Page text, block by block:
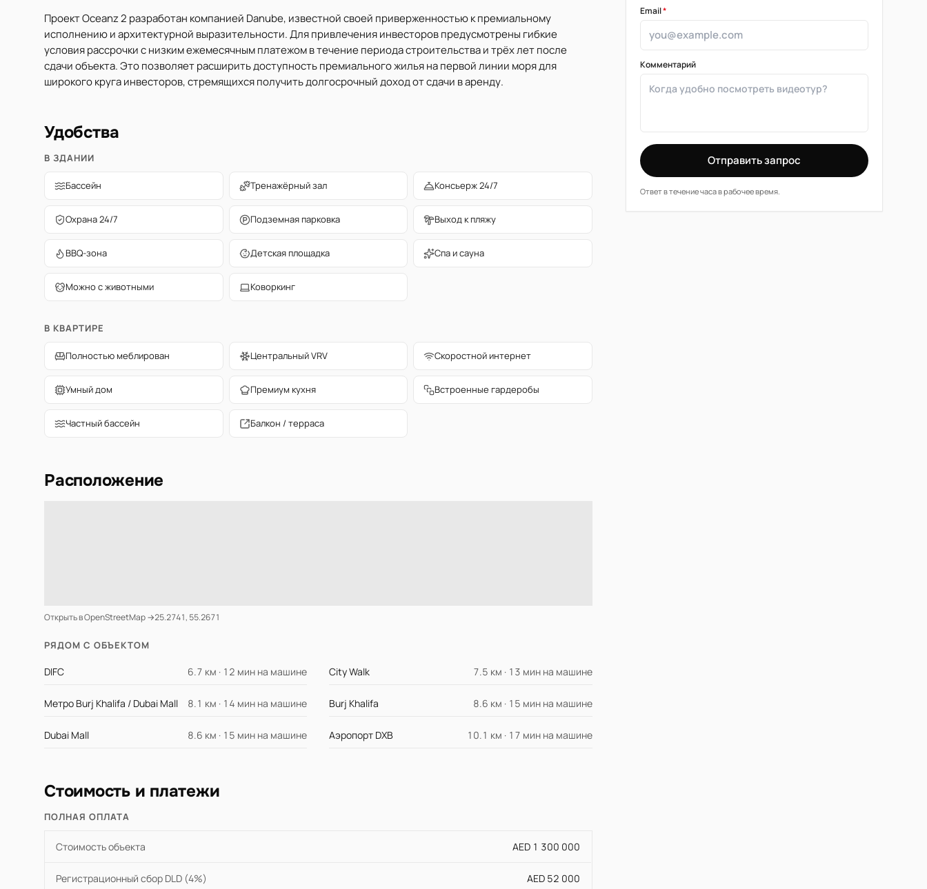
Проект Oceanz 2 разработан компанией Danube, известной своей приверженностью к премиальному
исполнению и архитектурной выразительности. Для привлечения инвесторов предусмотрены гибкие
условия рассрочки с низким ежемесячным платежом в течение периода строительства и трёх лет после
сдачи объекта. Это позволяет расширить доступность премиального жилья на первой линии моря для
широкого круга инвесторов, стремящихся получить долгосрочный доход от сдачи в аренду.
Удобства
В ЗДАНИИ
Бассейн Тренажёрный зал Консьерж 24/7
Охрана 24/7 Подземная парковка Выход к пляжу
BBQ-зона Детская площадка Спа и сауна
Можно с животными Коворкинг
В КВАРТИРЕ
Полностью меблирован Центральный VRV Скоростной интернет
Умный дом Премиум кухня Встроенные гардеробы
Частный бассейн Балкон / терраса
Расположение
Открыть в OpenStreetMap →25.2741, 55.2671
РЯДОМ С ОБЪЕКТОМ
DIFC 6.7 км · 12 мин на машине City Walk 7.5 км · 13 мин на машине
Метро Burj Khalifa / Dubai Mall 8.1 км · 14 мин на машине Burj Khalifa 8.6 км · 15 мин на машине
Dubai Mall 8.6 км · 15 мин на машине Аэропорт DXB 10.1 км · 17 мин на машине
Стоимость и платежи
ПОЛНАЯ ОПЛАТА
Стоимость объекта AED 1 300 000
Регистрационный сбор DLD (4%) AED 52 000
Email*
Комментарий
Отправить запрос
Ответ в течение часа в рабочее время.